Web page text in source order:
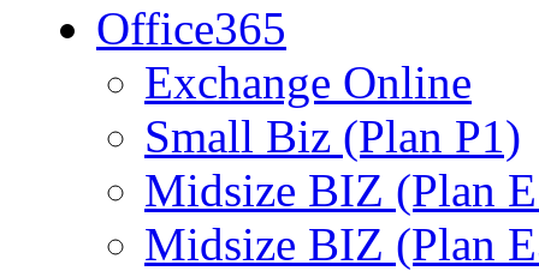
Office365
Exchange Online
Small Biz (Plan P1)
Midsize BIZ (Plan
Midsize BIZ (Plan